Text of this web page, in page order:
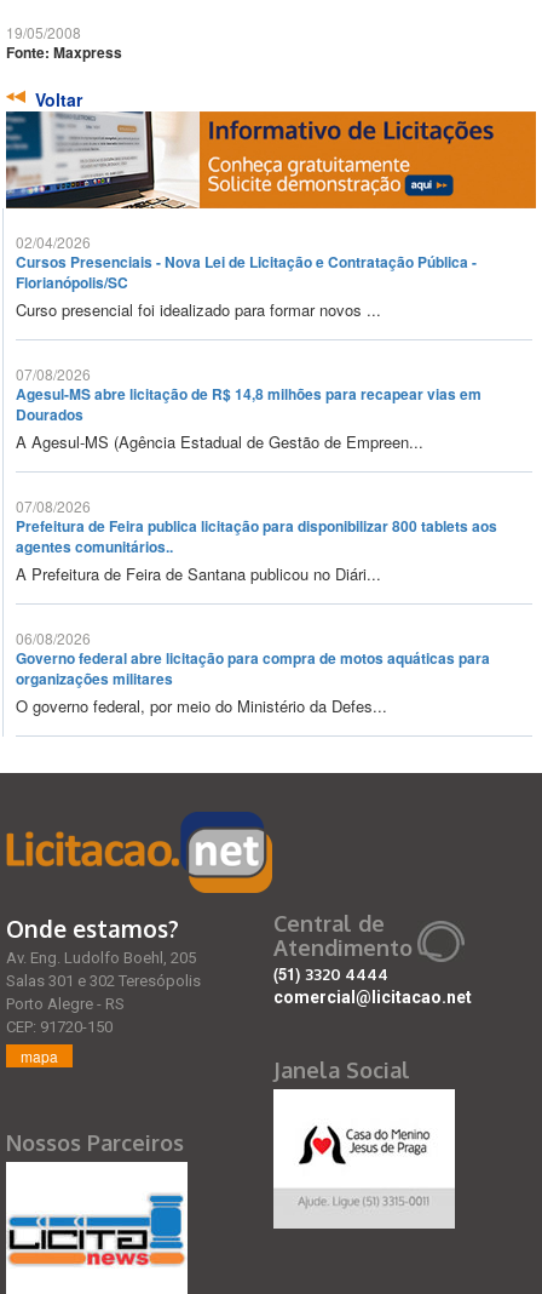
19/05/2008
Fonte: Maxpress
Voltar
02/04/2026
Cursos Presenciais - Nova Lei de Licitação e Contratação Pública -
Florianópolis/SC
Curso presencial foi idealizado para formar novos ...
07/08/2026
Agesul-MS abre licitação de R$ 14,8 milhões para recapear vias em
Dourados
A Agesul-MS (Agência Estadual de Gestão de Empreen...
07/08/2026
Prefeitura de Feira publica licitação para disponibilizar 800 tablets aos
agentes comunitários..
A Prefeitura de Feira de Santana publicou no Diári...
06/08/2026
Governo federal abre licitação para compra de motos aquáticas para
organizações militares
O governo federal, por meio do Ministério da Defes...
Onde estamos?
Av. Eng. Ludolfo Boehl, 205
Salas 301 e 302 Teresópolis
Porto Alegre - RS
CEP: 91720-150
mapa
Nossos Parceiros
Central de
Atendimento
(51) 3320 4444
comercial@licitacao.net
Janela Social